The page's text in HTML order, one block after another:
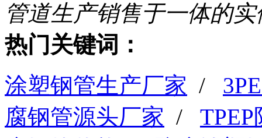
管道生产销售于一体的
热门关键词：
涂塑钢管生产厂家 /
腐钢管源头厂家 /